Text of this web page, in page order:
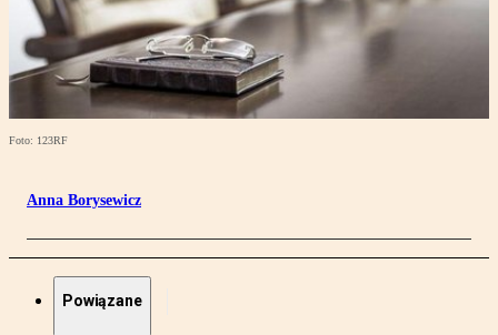
Foto: 123RF
Anna Borysewicz
Powiązane